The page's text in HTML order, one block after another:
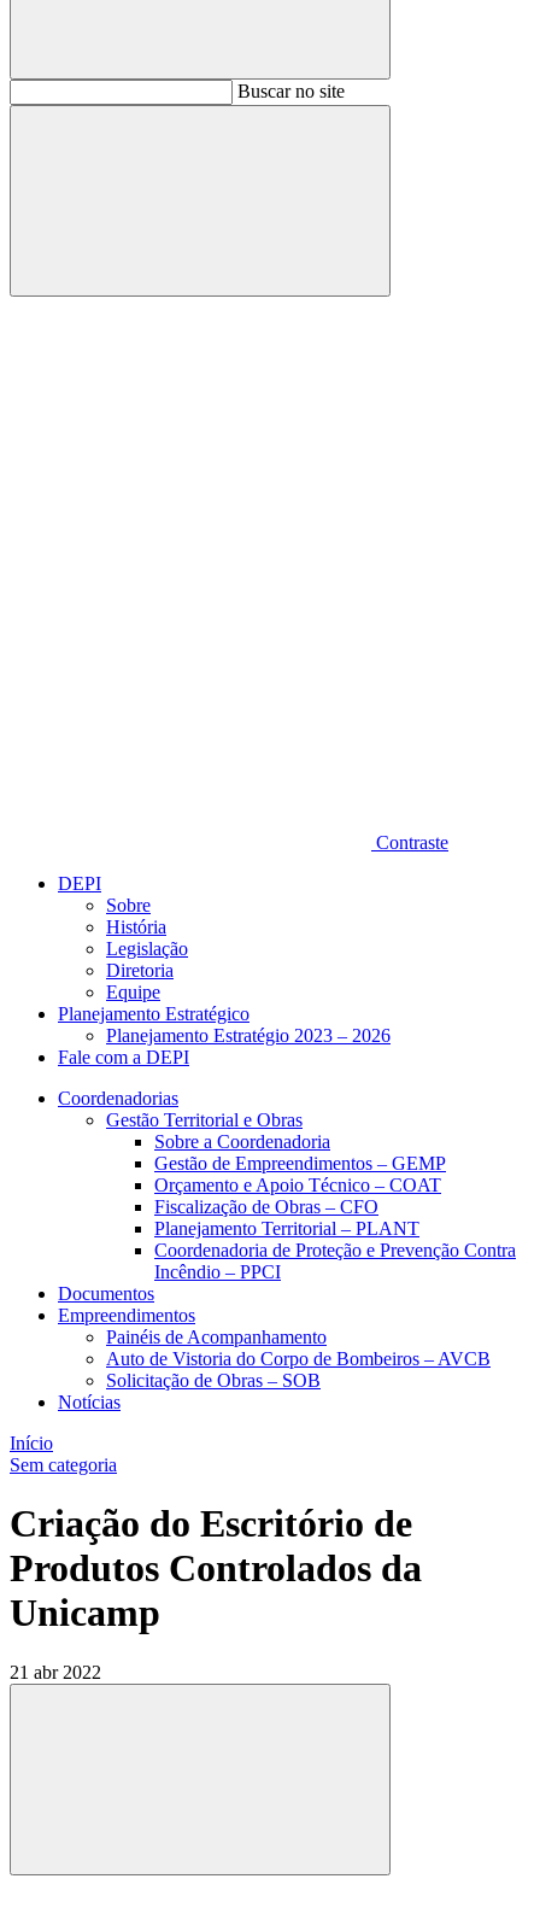
BuscarBuscar no site
Buscar
Contraste
DEPI
Sobre
História
Legislação
Diretoria
Equipe
Planejamento Estratégico
Planejamento Estratégio 2023 – 2026
Fale com a DEPI
Coordenadorias
Gestão Territorial e Obras
Sobre a Coordenadoria
Gestão de Empreendimentos – GEMP
Orçamento e Apoio Técnico – COAT
Fiscalização de Obras – CFO
Planejamento Territorial – PLANT
Coordenadoria de Proteção e Prevenção Contra
Incêndio – PPCI
Documentos
Empreendimentos
Painéis de Acompanhamento
Auto de Vistoria do Corpo de Bombeiros – AVCB
Solicitação de Obras – SOB
Notícias
Início
Sem categoria
Criação do Escritório de
Produtos Controlados da
Unicamp
21 abr 2022
Compartilhar